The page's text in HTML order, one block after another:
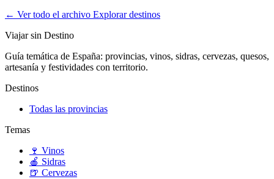
← Ver todo el archivo Explorar destinos
Viajar sin Destino
Guía temática de España: provincias, vinos, sidras, cervezas, quesos,
artesanía y festividades con territorio.
Destinos
Todas las provincias
Temas
🍷 Vinos
🍎 Sidras
🍺 Cervezas